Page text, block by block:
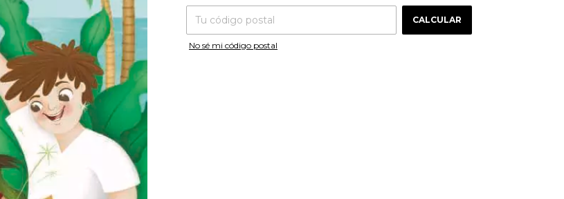
Entregas para el CP: CAMBIAR CP
CALCULAR
No sé mi código postal